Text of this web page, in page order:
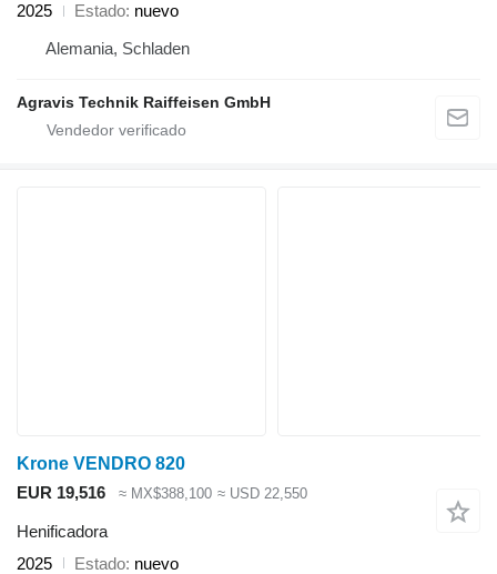
2025
Estado nuevo
Alemania, Schladen
Agravis Technik Raiffeisen GmbH
Krone VENDRO 820
EUR 19,516
≈ MX$388,100 ≈ USD 22,550
Henificadora
2025
Estado nuevo